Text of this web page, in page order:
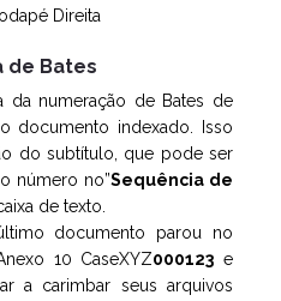
Direita
de Bates
da numeração de Bates de
documento indexado. Isso
do subtítulo, que pode ser
número no”Sequência de
de texto.
documento parou no
10 CaseXYZ000123 e
a carimbar seus arquivos